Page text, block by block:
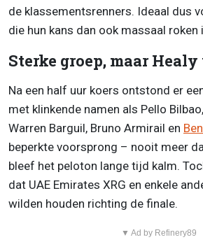
de klassementsrenners. Ideaal dus
die hun kans dan ook massaal
Sterke groep, maar
Na een half uur koers ontstond er
met klinkende namen als Pello Bilbao,
Warren Barguil, Bruno Armirail en
beperkte voorsprong – nooit meer
bleef het peloton lange tijd kalm.
dat UAE Emirates XRG en enkele
wilden houden richting de finale.
▼ Ad by Refinery89